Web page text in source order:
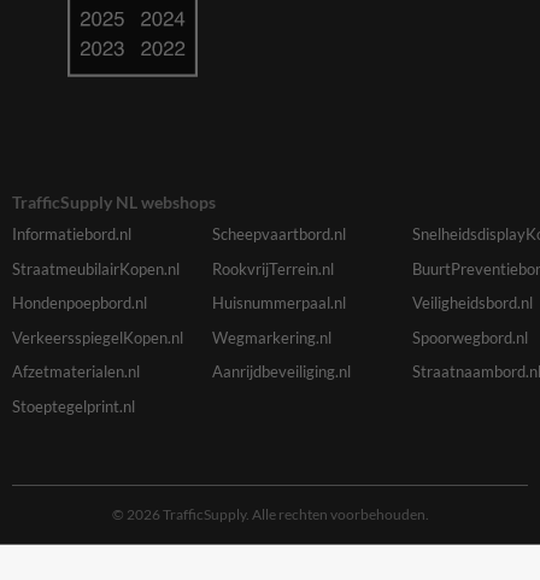
TrafficSupply NL webshops
Informatiebord.nl Scheepvaartbord.nl
StraatmeubilairKopen.nl
RookvrijTerrein.nl
Hondenpoepbord.nl
Huisnummerpaal.nl
Veiligheidsbord.nl
VerkeersspiegelKopen.nl
Wegmarkering.nl
Spoorwegbord.nl
Afzetmaterialen.nl
Aanrijdbeveiliging.nl
Straatnaambord.nl
Stoeptegelprint.nl
© 2026 TrafficSupply. Alle rechten voorbehouden.